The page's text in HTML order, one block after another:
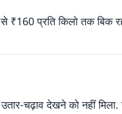
₹160 प्रति किलो तक बिक
चढ़ाव देखने को नहीं